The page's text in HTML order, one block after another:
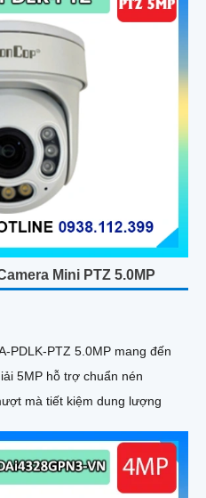
Mini PTZ 5.0MP
PDLK-PTZ 5.0MP mang đến
5MP hỗ trợ chuẩn nén
mà tiết kiệm dung lượng